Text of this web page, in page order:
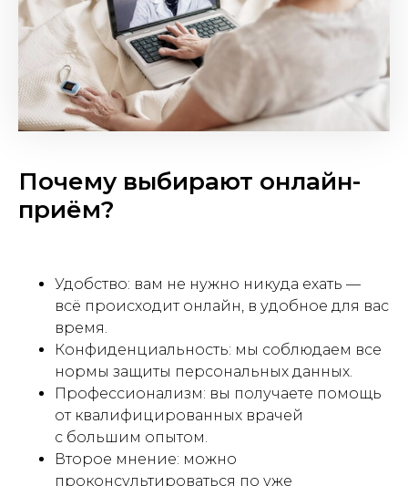
Почему выбирают онлайн-
приём?
Удобство: вам не нужно никуда ехать —
всё происходит онлайн, в удобное для вас
время.
Конфиденциальность: мы соблюдаем все
нормы защиты персональных данных.
Профессионализм: вы получаете помощь
от квалифицированных врачей
с большим опытом.
Второе мнение: можно
проконсультироваться по уже